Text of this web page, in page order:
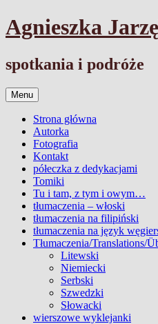
Przejdź
do
Agnieszka
spotkania i podróże
Menu
Strona główna
Autorka
Fotografia
Kontakt
półeczka z dedykacjami
Tomiki
Tu i tam, z tym i owym…
tłumaczenia – włoski
tłumaczenia na filipiński
tłumaczenia na język
Tłumaczenia/Translations/
Litewski
Niemiecki
Serbski
Szwedzki
Słowacki
wierszowe wyklejanki